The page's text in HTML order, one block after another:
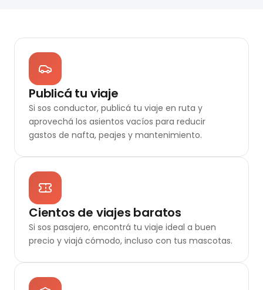
Publicá tu viaje
Si sos conductor, publicá tu viaje en ruta y
aprovechá los asientos vacíos para reducir
gastos de nafta, peajes y mantenimiento.
Cientos de viajes baratos
Si sos pasajero, encontrá tu viaje ideal a buen
precio y viajá cómodo, incluso con tus mascotas.